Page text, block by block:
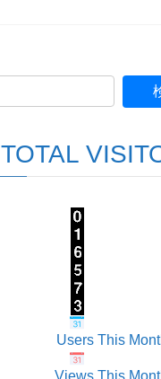
TOTAL
Users This
Views This